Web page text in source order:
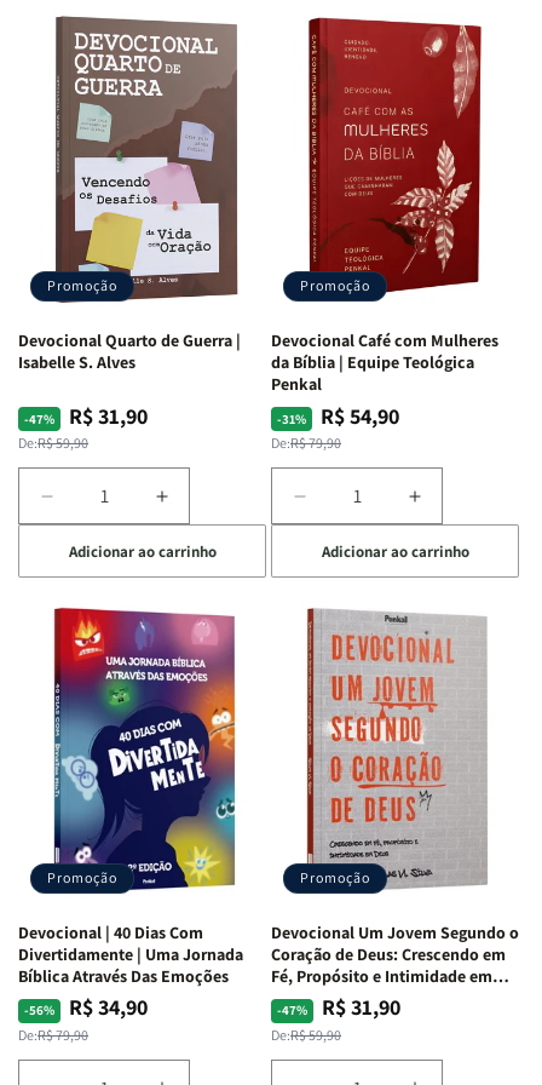
Promoção
Devocional Quarto de Guerra |
Isabelle S. Alves
-47%
Preço
normal
De:R$ 59,90
Preço
promocional
R$ 31,90
Diminuir
a
quantidade
de
Devocional
Quarto
de
Guerra
Isabelle
S.
Alves
Aumentar
a
quantidade
de
Devocional
Quarto
de
Guerra
|
Isabelle
S.
Alves
Adicionar ao carrinho
Promoção
Devocional Café com Mulheres
da Bíblia | Equipe Teológica
Penkal
-31%
Preço
normal
De:R$ 79,90
Preço
promocional
R$ 54,90
Diminuir
a
quantidade
de
Devocional
Café
com
Mulheres
da
Bíblia
Equipe
Teológica
Penkal
Aumentar
a
quantidade
de
Devocional
Café
com
Mulheres
da
Bíblia
|
Equipe
Teológica
Penkal
Adicionar ao carrinho
Promoção
Devocional | 40 Dias Com
Divertidamente | Uma Jornada
Bíblica Através Das Emoções
-56%
Preço
normal
De:R$ 79,90
Preço
promocional
R$ 34,90
Promoção
Devocional Um Jovem Segundo o
Coração de Deus: Crescendo em
Fé, Propósito e Intimidade em
Deus
-47%
Preço
normal
De:R$ 59,90
Preço
promocional
R$ 31,90